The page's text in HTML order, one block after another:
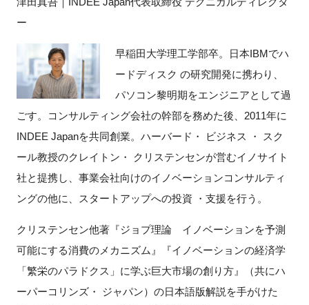
ー
早稲田大学理工学部卒。日本IBMでハ
ードディスク の研究開発に携わり、
パソコン黎明期をエンジニアとして過
ごす。コンサルティング会社の幹部を務めた後、2011年に
INDEE Japanを共同創業。ハーバード・ ビジネス ・ スク
ール教授のクレイトン・ クリステンセンが営むイノサイト
社と提携し、事業会社向けのイノベーションコンサルティ
ングの他に、スタートアップへの投資 ・支援を行う。
クリステンセン他著『ジョプ理論 イノベーションを予測
可能にする消費のメカニズム』『イノベーションの経済学
「繁栄のパラドクス」に学ぶ巨大市場の創り方』（共にハ
ーパーコリンズ・ ジャパン）の日本語版解説を手がけた